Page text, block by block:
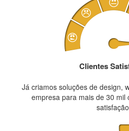
Clientes
Já criamos soluções de design,
empresa para mais de 30 mil